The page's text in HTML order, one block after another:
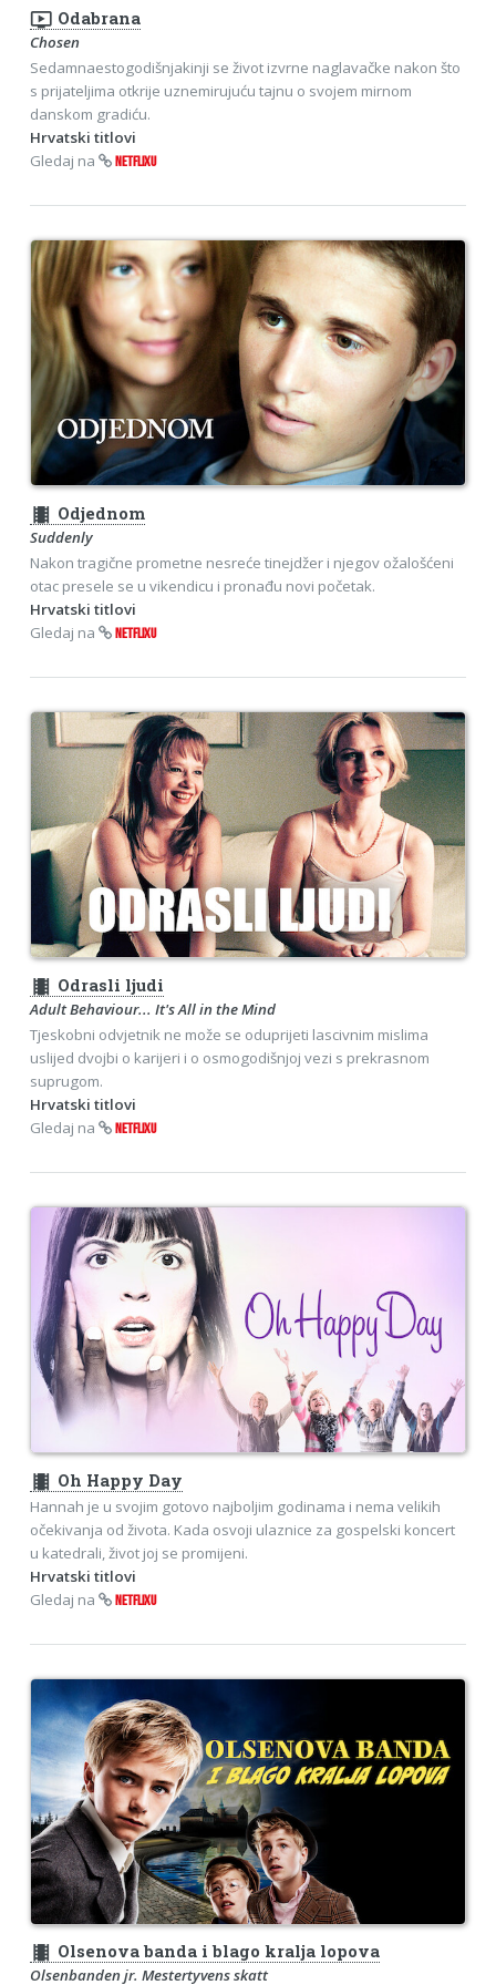
ondemand_video Odabrana
Chosen
Sedamnaestogodišnjakinji se život izvrne naglavačke nakon što
s prijateljima otkrije uznemirujuću tajnu o svojem mirnom
danskom gradiću.
Hrvatski titlovi
Gledaj na
NETFLIXU
theaters Odjednom
Suddenly
Nakon tragične prometne nesreće tinejdžer i njegov ožalošćeni
otac presele se u vikendicu i pronađu novi početak.
Hrvatski titlovi
Gledaj na
NETFLIXU
theaters Odrasli ljudi
Adult Behaviour... It's All in the Mind
Tjeskobni odvjetnik ne može se oduprijeti lascivnim mislima
uslijed dvojbi o karijeri i o osmogodišnjoj vezi s prekrasnom
suprugom.
Hrvatski titlovi
Gledaj na
NETFLIXU
theaters Oh Happy Day
Hannah je u svojim gotovo najboljim godinama i nema velikih
očekivanja od života. Kada osvoji ulaznice za gospelski koncert
u katedrali, život joj se promijeni.
Hrvatski titlovi
Gledaj na
NETFLIXU
theaters Olsenova banda i blago kralja lopova
Olsenbanden jr. Mestertyvens skatt